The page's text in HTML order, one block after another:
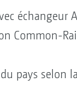
échangeur
Common-Rail
pays selon